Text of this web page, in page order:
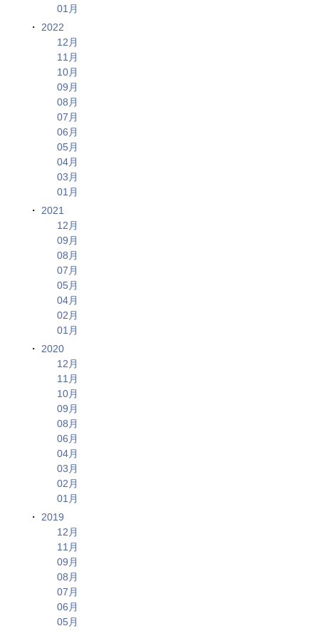
01月
2022
12月
11月
10月
09月
08月
07月
06月
05月
04月
03月
01月
2021
12月
09月
08月
07月
05月
04月
02月
01月
2020
12月
11月
10月
09月
08月
06月
04月
03月
02月
01月
2019
12月
11月
09月
08月
07月
06月
05月